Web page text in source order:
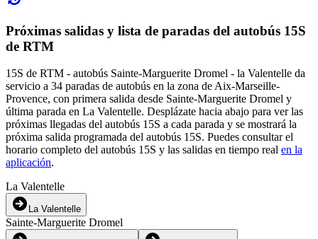
Próximas salidas y lista de paradas del autobús 15S
de RTM
15S de RTM - autobús Sainte-Marguerite Dromel - la Valentelle da
servicio a 34 paradas de autobús en la zona de Aix-Marseille-
Provence, con primera salida desde Sainte-Marguerite Dromel y
última parada en La Valentelle. Desplázate hacia abajo para ver las
próximas llegadas del autobús 15S a cada parada y se mostrará la
próxima salida programada del autobús 15S. Puedes consultar el
horario completo del autobús 15S y las salidas en tiempo real en la
aplicación.
La Valentelle
La Valentelle
Sainte-Marguerite Dromel